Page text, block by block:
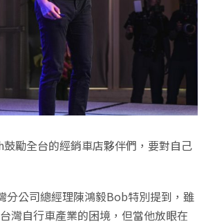
勵全台的經銷車店夥伴們，要對自己
分公司總經理陳鴻毅Bob特別提到，雖
灣自行車產業的困境，但當他放眼在